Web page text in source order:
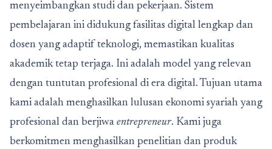
menyeimbangkan studi dan pekerjaan. Sistem
pembelajaran ini didukung fasilitas digital lengkap dan
dosen yang adaptif teknologi, memastikan kualitas
akademik tetap terjaga. Ini adalah model yang relevan
dengan tuntutan profesional di era digital. Tujuan utama
kami adalah menghasilkan lulusan ekonomi syariah yang
profesional dan berjiwa entrepreneur. Kami juga
berkomitmen menghasilkan penelitian dan produk